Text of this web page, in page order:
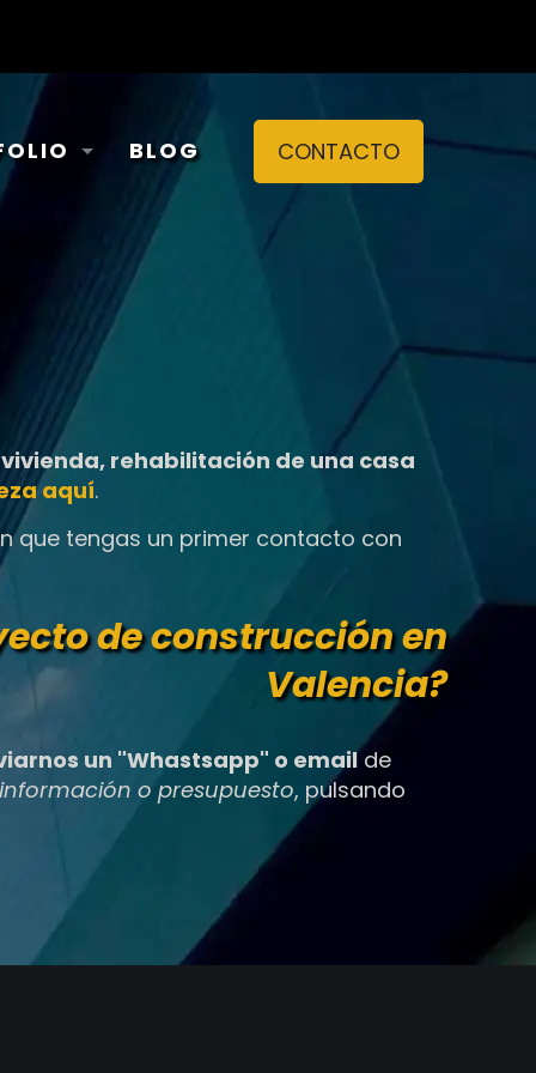
BLOG CONTACTO
rehabilitación de una casa
aquí.
que tengas un primer contacto con
de construcción en
Valencia?
un "Whastsapp" o emailde
o presupuesto, pulsando